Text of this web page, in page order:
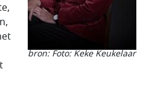
bron: Foto: Keke Keukelaar